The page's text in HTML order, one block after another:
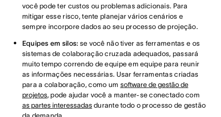
você pode ter custos ou problemas adicionais. Para
mitigar esse risco, tente planejar vários cenários e
sempre incorpore dados ao seu processo de projeção.
Equipes em silos: se você não tiver as ferramentas e os
sistemas de colaboração cruzada adequados, passará
muito tempo correndo de equipe em equipe para reunir
as informações necessárias. Usar ferramentas criadas
para a colaboração, como um software de gestão de
projetos, pode ajudar você a manter-se conectado com
as partes interessadasdurante todo o processo de gestão